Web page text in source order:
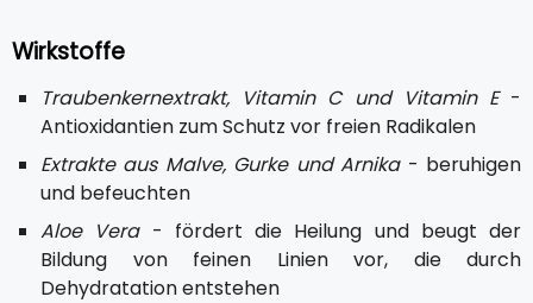
Wirkstoffe
Traubenkernextrakt, Vitamin C und Vitamin E-
Antioxidantien zum Schutz vor freien Radikalen
Extrakte aus Malve, Gurke und Arnika- beruhigen
und befeuchten
Aloe Vera- fördert die Heilung und beugt der
Bildung von feinen Linien vor, die durch
Dehydratation entstehen